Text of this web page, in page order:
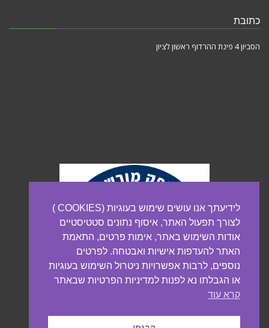
כתובת
הסביון 4 פינת ההרדוף ראשון לציון
לידיעתך אנו עושים שימוש בעוגיות (COOKIES )
לצורך תפעול האתר, איסוף נתונים סטטיסטיים
אודות השימוש באתר, אימות פרטים, התאמת
האתר להעדפות אישיות ואבטחה. לפרטים
נוספים, לרבות אפשרויות ניטרול השימוש בעוגיות
או הגבלתו נא לפנות למדיניות הפרטיות שבאתר
קרא עוד